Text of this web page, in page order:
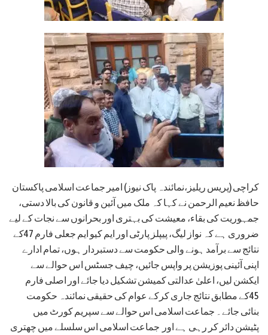
کراچی (پریس ریلیز،نمائندہ پاک نیوز) امیر جماعت اسلامی پاکستان
حافظ نعیم الرحمن نے کہا کہ ملک میں آئین و قانون کی بالا دستی،
جمہوریت کی بقاء، معیشت کی بہتری اور بحرانوں سے نجات کے لیے
ضروری ہے کہ نواز لیگ، پیپلز پارٹی اور ایم کیو ایم جعلی فارم 47کے
نتائج سے برآمد ہونے والی حکومت سے دستبردار ہوں، تمام ادارے
اپنی آئینی پوزیشن پر واپس جائیں، چیف جسٹس اس حوالے سے
ایکشن لیں، اعلیٰ عدالتی کمیشن تشکیل دیا جائے اور اصلی فارم
45کے مطابق نتائج جاری کرکے عوام کی حقیقی نمائندہ حکومت
بنائی جائے۔ جماعت اسلامی اس حوالے سے سپریم کورٹ میں
پٹیشن دائر کر رہی ہے اور جماعت اسلامی اس سلسلے میں چھتری